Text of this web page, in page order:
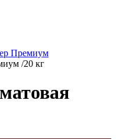
Премиум
/20 кг